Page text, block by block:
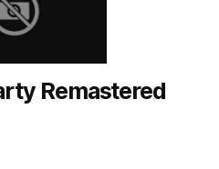
Remastered